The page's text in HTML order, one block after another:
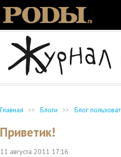
Главная >> Блоги >> Блог
Приветик!
11 августа 2011 17:16